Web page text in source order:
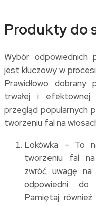
Produkty do
Wybór odpowiednich
jest kluczowy w
Prawidłowo
trwałej i efektownej
przegląd popularnych
tworzeniu fal na
Lokówka – To
tworzeniu fal na
zwróć uwagę
odpowiedni do
Pamiętaj